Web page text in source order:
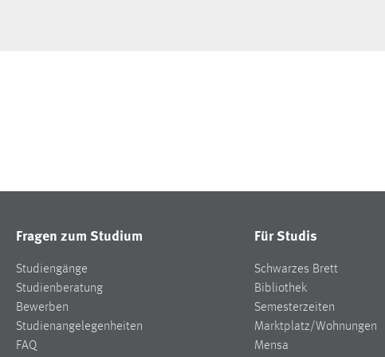
Fragen zum Studium
Studiengänge
Studienberatung
Bewerben
Studienangelegenheiten
FAQ
Für Studis
Schwarzes Brett
Bibliothek
Semesterzeiten
Marktplatz/Wohnungen
Mensa